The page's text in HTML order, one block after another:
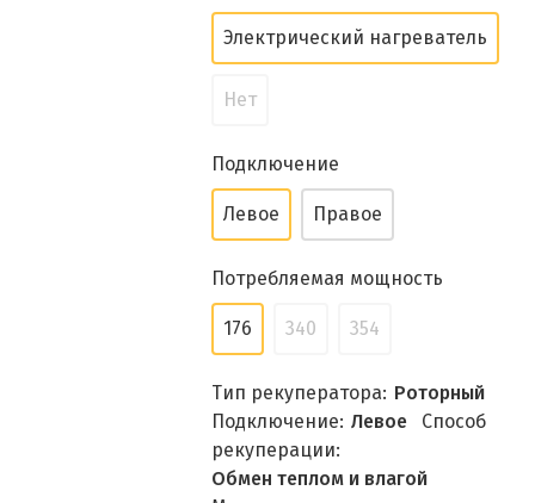
Электрический нагреватель
Нет
Подключение
Левое Правое
Потребляемая мощность
176 340 354
Тип рекуператора: Роторный
Подключение: Левое
Способ
рекуперации:
Обмен теплом и влагой